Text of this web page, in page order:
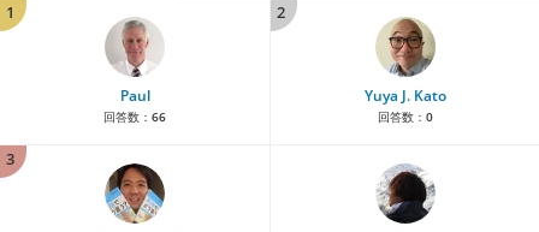
1
Paul
回答数： 66
2
Yuya J. Kato
回答数： 0
3